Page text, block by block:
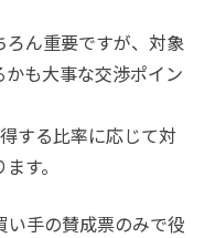
ろん重要ですが、対象
も大事な交渉ポイン
する比率に応じて対
す。
手の賛成票のみで役